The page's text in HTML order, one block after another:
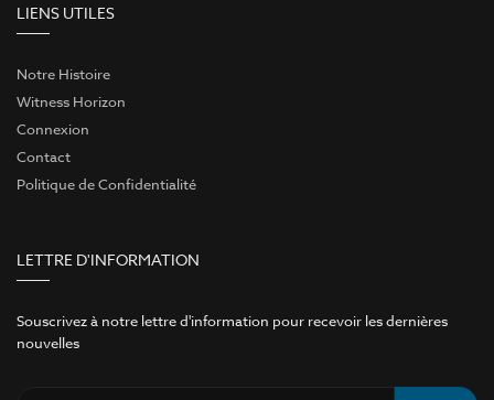
LIENS UTILES
Notre Histoire
Witness Horizon
Connexion
Contact
Politique de Confidentialité
LETTRE D'INFORMATION
Souscrivez à notre lettre d'information pour recevoir les dernières
nouvelles